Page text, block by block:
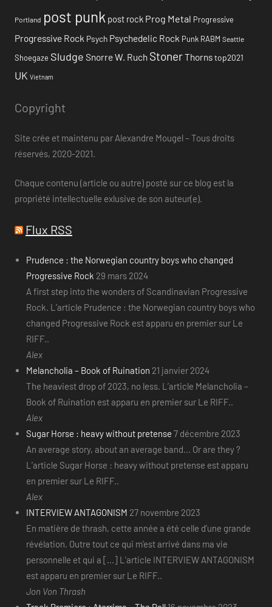
Portland post punk post rock Prog Metal Progressive
Progressive Rock Psych Psychedelic Rock Punk RABM Seattle
Shoegaze Sludge Snorre W. Ruch StonerThornstop2021
UK Vietnam
Copyright
Site crée et maintenu par Alexandre Mougel – Tous droits
réservés, 2020-2021.
Chaque contenu (article ou autre) posté sur ce blog est la
propriété intellectuelle exlusive de son auteur(e).
Flux RSS
Prudence : the Norwegian country boys who changed
Progressive Rock 29 mars 2024
A first step into the wonders of Scandinavian Progressive
Rock. L’article Prudence : the Norwegian country boys who
changed Progressive Rock est apparu en premier sur Le
RIFF..
Alex
Melancholia – Book of Ruination 21 janvier 2024
The heaviest drop of 2023, no less. L’article Melancholia –
Book of Ruination est apparu en premier sur Le RIFF..
Alex
Sugar Horse : heavy without pretense 7 décembre 2023
An average story, about an average band... Or are they ?
L’article Sugar Horse : heavy without pretense est apparu
en premier sur Le RIFF..
Alex
INTERVIEW ANTAGONISM 27 novembre 2023
En matière de thrash, cette année a été celle d’une grande
révélation. Outre tout ce qui m’est arrivé dans ma vie
personnelle et qui a [...] L’article INTERVIEW ANTAGONISM
est apparu en premier sur Le RIFF..
Jon Von Thrash